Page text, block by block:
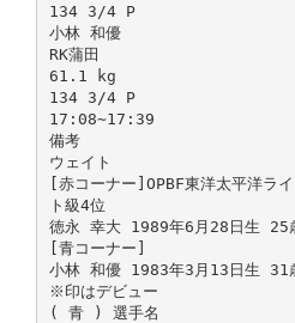
134 3/4 P
小林 和優
RK蒲田
61.1 kg
134 3/4 P
17:08∼17:39
備考
ウェイト
[赤コーナー]OPBF東洋太平洋ラ
ト級4位
徳永 幸大 1989年6月28日生 25
[青コーナー]
小林 和優 1983年3月13日生 31
※印はデビュー
( 青 ) 選手名